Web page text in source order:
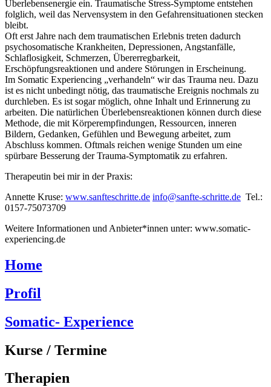
Überlebensenergie ein. Traumatische Stress-Symptome entstehen
folglich, weil das Nervensystem in den Gefahrensituationen stecken
bleibt.
Oft erst Jahre nach dem traumatischen Erlebnis treten dadurch
psychosomatische Krankheiten, Depressionen, Angstanfälle,
Schlaflosigkeit, Schmerzen, Übererregbarkeit,
Erschöpfungsreaktionen und andere Störungen in Erscheinung.
Im Somatic Experiencing „verhandeln“ wir das Trauma neu. Dazu
ist es nicht unbedingt nötig, das traumatische Ereignis nochmals zu
durchleben. Es ist sogar möglich, ohne Inhalt und Erinnerung zu
arbeiten. Die natürlichen Überlebensreaktionen können durch diese
Methode, die mit Körperempfindungen, Ressourcen, inneren
Bildern, Gedanken, Gefühlen und Bewegung arbeitet, zum
Abschluss kommen. Oftmals reichen wenige Stunden um eine
spürbare Besserung der Trauma-Symptomatik zu erfahren.
Therapeutin bei mir in der Praxis:
Annette Kruse: www.sanfteschritte.de info@sanfte-schritte.de Tel.:
0157-75073709
Weitere Informationen und Anbieter*innen unter: www.somatic-
experiencing.de
Home
Profil
Somatic- Experience
Kurse / Termine
Therapien